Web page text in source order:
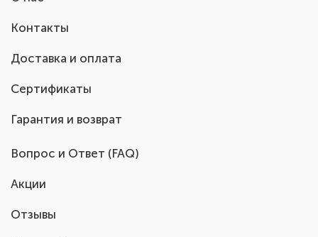
Контакты
Доставка и оплата
Сертификаты
Гарантия и возврат
Вопрос и Ответ (FAQ)
Акции
Отзывы